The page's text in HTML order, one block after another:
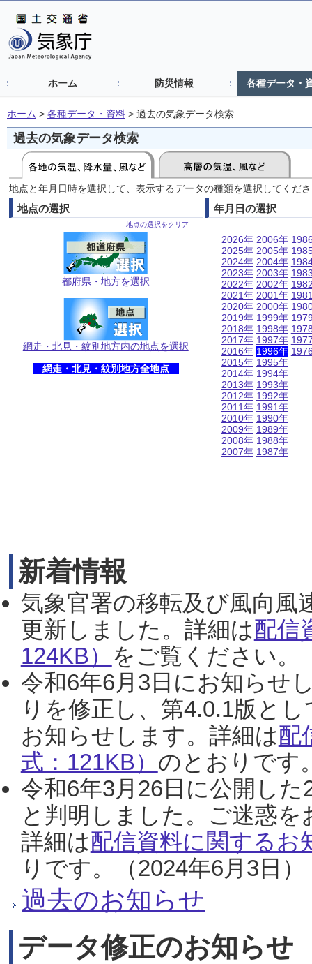
ホーム 防災情報 各種データ・
ホーム > 各種データ・資料 > 過去の気象データ検索
過去の気象データ検索
地点と年月日時を選択して、表示するデータの種類を選択してくだ
地点の選択
地点の選択をクリア
都府県・地方を選択
網走・北見・紋別地方内の地点を選択
網走・北見・紋別地方全地点
年月日の選択
2026年
2025年
2024年
2023年
2022年
2021年
2020年
2019年
2018年
2017年
2016年
2015年
2014年
2013年
2012年
2011年
2010年
2009年
2008年
2007年
2006年
2005年
2004年
2003年
2002年
2001年
2000年
1999年
1998年
1997年
1996年
1995年
1994年
1993年
1992年
1991年
1990年
1989年
1988年
1987年
新着情報
気象官署の移転及び風向風
更新しました。詳細は配信
124KB） をご覧ください。
令和6年6月3日にお知らせ
りを修正し、第4.0.1版と
お知らせします。詳細は配
式：121KB） のとおりです
令和6年3月26日に公開し
と判明しました。ご迷惑
詳細は配信資料に関するお
りです。（2024年6月3日）
過去のお知らせ
データ修正のお知らせ